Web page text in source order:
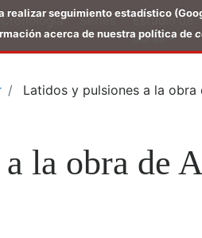
seguimiento estadístico
acerca de nuestra política de
Cronología Series
Estudio de
obras
Latidos y pulsiones a la obra
la obra de